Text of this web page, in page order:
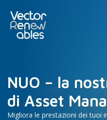
NUO – la
di Asset
Migliora le prestazioni dei tuoi